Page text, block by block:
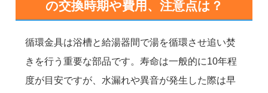
の交換時期や費用、注意点は？
循環金具は浴槽と給湯器間で湯を循環させ追い焚
きを行う重要な部品です。寿命は一般的に10年程
度が目安ですが、水漏れや異音が発生した際は早